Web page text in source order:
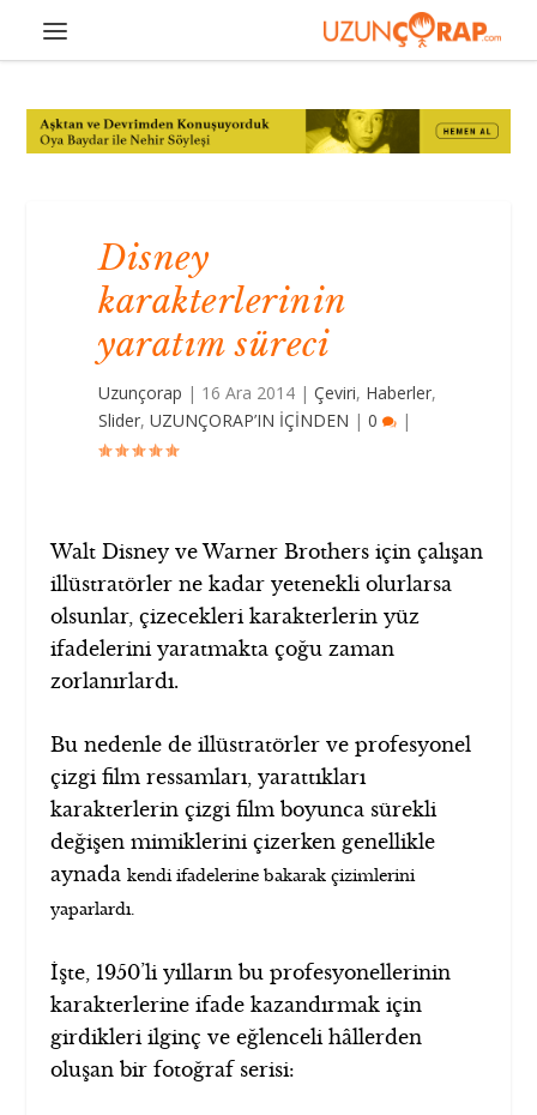
Disney
karakterlerinin
yaratım süreci
Uzunçorap | 16 Ara 2014 |Çeviri, Haberler,
Slider,UZUNÇORAP’IN İÇİNDEN |0 |
Walt Disney ve Warner Brothers için çalışan
illüstratörler ne kadar yetenekli olurlarsa
olsunlar, çizecekleri karakterlerin yüz
ifadelerini yaratmakta çoğu zaman
zorlanırlardı.
Bu nedenle de illüstratörler ve profesyonel
çizgi film ressamları, yarattıkları
karakterlerin çizgi film boyunca sürekli
değişen mimiklerini çizerken genellikle
aynadakendi ifadelerinebakarak çizimlerini
yaparlardı.
İşte, 1950’li yılların bu profesyonellerinin
karakterlerine ifade kazandırmak için
girdikleri ilginç ve eğlenceli hâllerden
oluşan bir fotoğraf serisi: